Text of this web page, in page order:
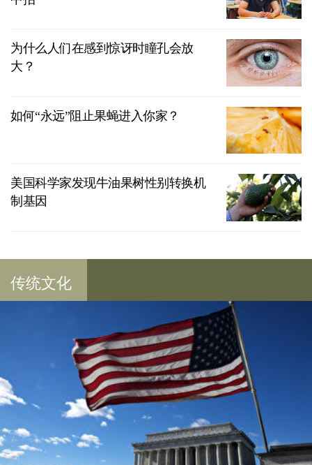
为什么人们在感到惊讶时瞳孔会放
大？
如何“永远”阻止果蝇进入你家？
美国科学家发现牛油果树性别转换机
制基因
传统文化